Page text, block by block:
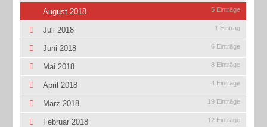
August 2018 5 Einträge
Juli 2018 1 Eintrag
Juni 2018 6 Einträge
Mai 2018 8 Einträge
April 2018 4 Einträge
März 2018 19 Einträge
Februar 2018 12 Einträge